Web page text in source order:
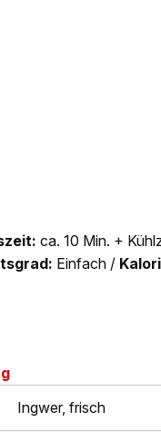
ca. 10 Min. +
Einfach /
Ingwer, frisch